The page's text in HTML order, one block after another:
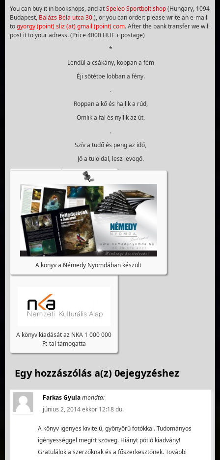
You can buy it in bookshops, and atSpeleo Sportbolt shop(Hungary, 1094
Budapest, Balázs Béla utca 30.), or you can order: please write an e-mail
togyorgy (point) sliz (at) gmail (point) com. After the bank transfer we will
post it to your adress. (Price 4000 HUF + postage)
*
Lendül a csákány, koppan a fém
Éji sötétbe lobban a fény.
.
Roppan a kő és hajlik a rúd,
Omlik a fal és nyílik az út.
.
Szív a tüdő és peng az idő,
Jő a tuloldal, lesz levegő.
A könyv a Némedy Nyomdában készült
A könyv kiadását az NKA 1 000 000
Ft-tal támogatta
Egy hozzászólás a(z) 0ejegyzéshez
Farkas Gyulamondta:
június 2, 2014 ekkor 12:18 du.
A könyv igényes kivitelű, gyönyörű fotókkal. Tudományos
igényességgel megírt szöveg. Hiányt pótló kiadvány!
Gratulálok a szerzőknak és a főszerkesztőnek. További